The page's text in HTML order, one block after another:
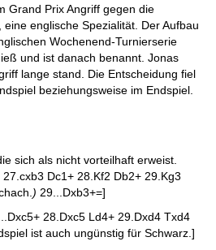
Grand Prix Angriff gegen die
englische Spezialität. Der Aufbau
Wochenend-Turnierserie
und ist danach benannt. Jonas
lange stand. Die Entscheidung fiel
beziehungsweise im Endspiel.
sich als nicht vorteilhaft erweist.
Dc1+ 28.Kf2 Db2+ 29.Kg3
) 29...Dxb3+=]
28.Dxc5 Ld4+ 29.Dxd4 Txd4
ist auch ungünstig für Schwarz.]